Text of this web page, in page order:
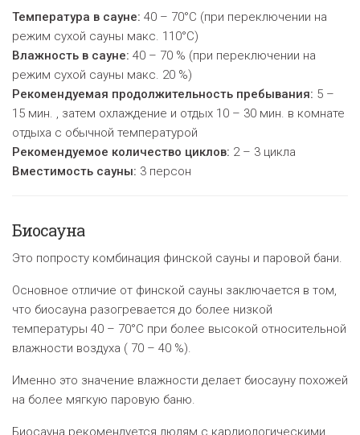
Температура в сауне: 40 – 70°C (при переключении на
режим сухой сауны макс. 110°C)
Влажность в сауне: 40 – 70 % (при переключении на
режим сухой сауны макс. 20 %)
Рекомендуемая продолжительность пребывания: 5 –
15 мин. , затем охлаждение и отдых 10 – 30 мин. в комнате
отдыха с обычной температурой
Рекомендуемое количество циклов: 2 – 3 цикла
Вместимость сауны: 3 персон
Биосауна
Это попросту комбинация финской сауны и паровой бани.
Основное отличие от финской сауны заключается в том,
что биосауна разогревается до более низкой
температуры 40 – 70°C при более высокой относительной
влажности воздуха ( 70 – 40 %).
Именно это значение влажности делает биосауну похожей
на более мягкую паровую баню.
Биосауна рекомендуется людям с кардиологическими